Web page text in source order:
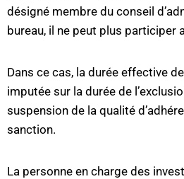
désigné membre du conseil
bureau, il ne peut plus participer
Dans ce cas, la durée effective
imputée sur la durée de
suspension de la qualité
sanction.
La personne en charge des